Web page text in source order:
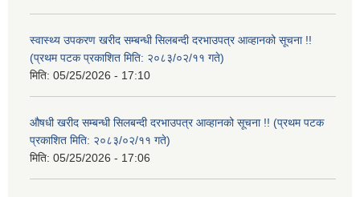
स्वास्थ्य उपकरण खरीद सम्बन्धी सिलबन्दी दरभाउपत्र आव्हानको सूचना !!
(प्रथम पटक प्रकाशित मिति: २०८३/०२/११ गते)
मिति: 05/25/2026 - 17:10
औषधी खरीद सम्बन्धी सिलबन्दी दरभाउपत्र आव्हानको सूचना !! (प्रथम पटक
प्रकाशित मिति: २०८३/०२/११ गते)
मिति: 05/25/2026 - 17:06